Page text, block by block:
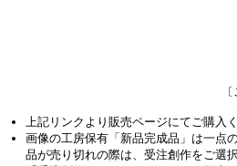
上記リンクより販売ページにてご購入
画像の工房保有「新品完成品」は一点
品が売り切れの際は、受注創作をご選